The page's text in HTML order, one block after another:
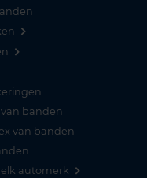
banden
van banden
automerk